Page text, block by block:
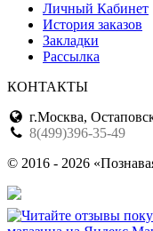
Личный Кабинет
История заказов
Закладки
Рассылка
КОНТАКТЫ
г.Москва,
8(499)396-35-49
© 2016 - 2026